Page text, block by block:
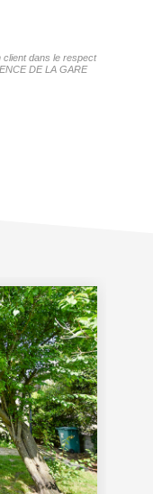
client dans le respect
DE LA GARE